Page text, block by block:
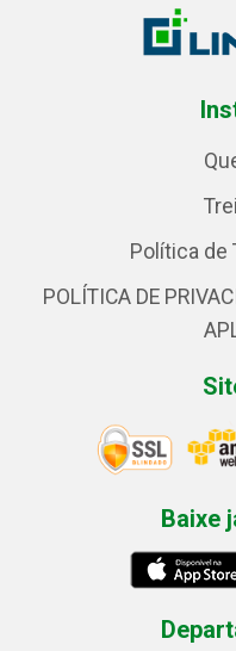
Política de
POLÍTICA DE
Baixe